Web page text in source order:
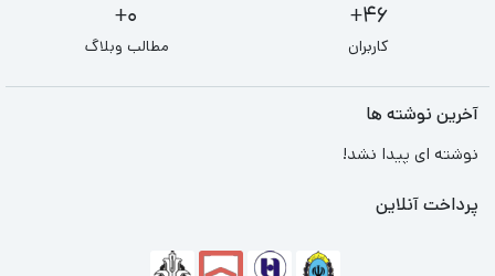
46+
کاربران
0+
مطالب وبلاگ
آخرین نوشته ها
نوشته ای پیدا نشد!
پرداخت آنلاین